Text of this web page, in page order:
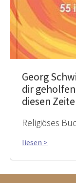
Georg
dir
diesen
Religiöses
liesen >